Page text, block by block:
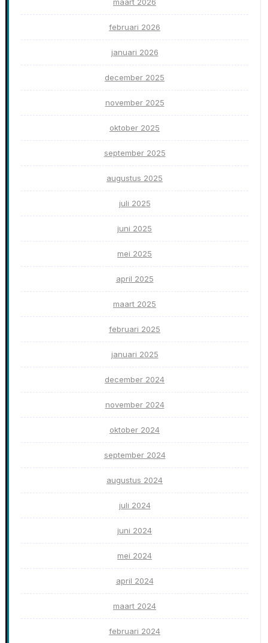
februari 2026
januari 2026
december 2025
november 2025
oktober 2025
september 2025
augustus 2025
juli 2025
juni 2025
mei 2025
april 2025
maart 2025
februari 2025
januari 2025
december 2024
november 2024
oktober 2024
september 2024
augustus 2024
juli 2024
juni 2024
mei 2024
april 2024
maart 2024
februari 2024